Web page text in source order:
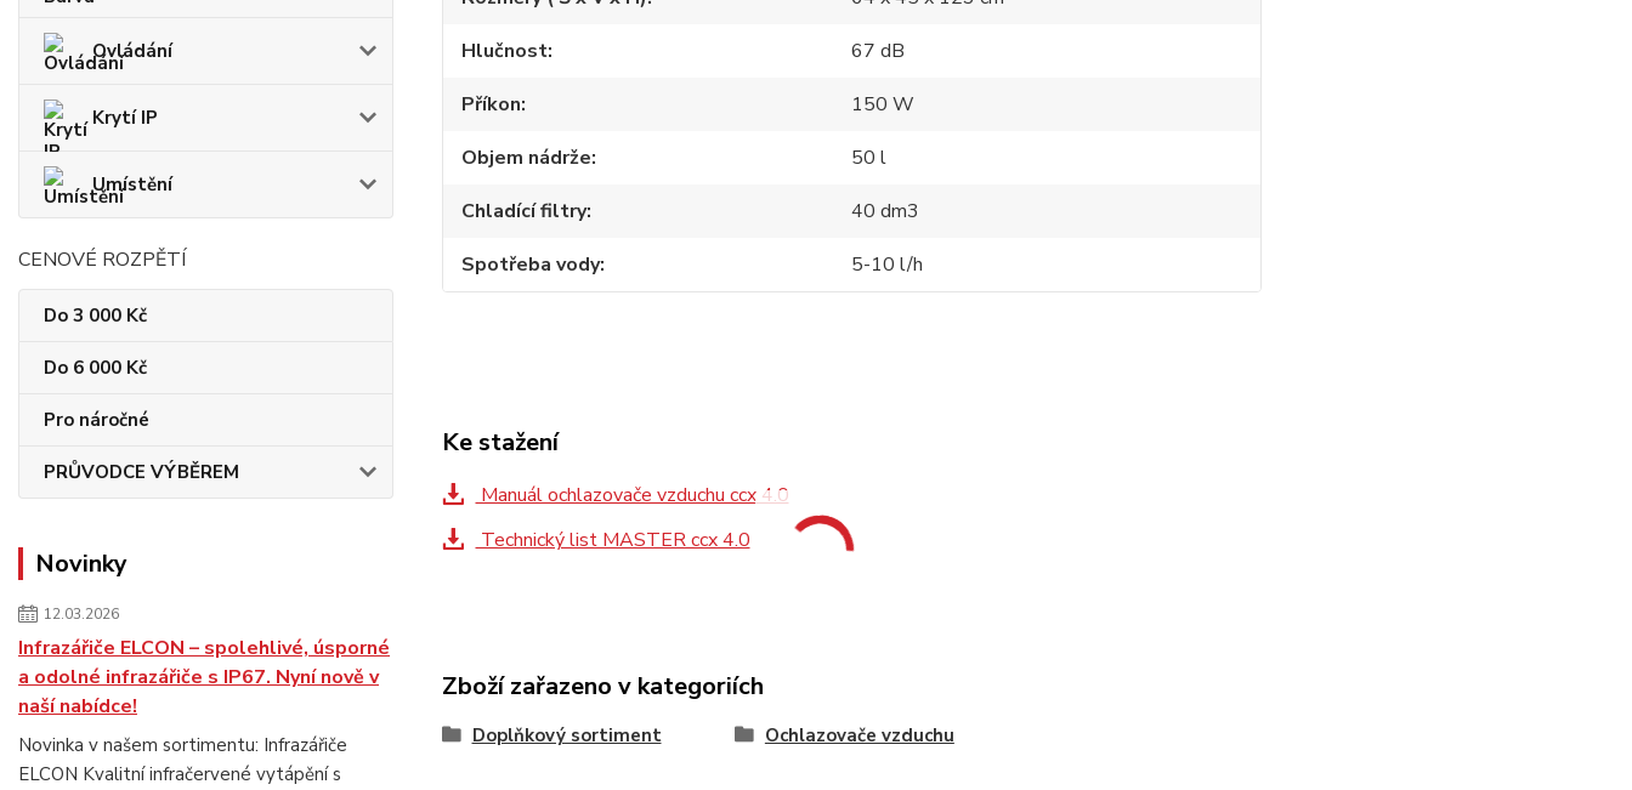
Ovládání
Krytí IP
Umístění
CENOVÉ ROZPĚTÍ
Do 3 000 Kč
Do 6 000 Kč
Pro náročné
PRŮVODCE VÝBĚREM
Novinky
12.03.2026
Infrazářiče ELCON – spolehlivé, úsporné
a odolné infrazářiče s IP67. Nyní nově v
naší nabídce!
Novinka v našem sortimentu: Infrazářiče
ELCON Kvalitní infračervené vytápění s
Hlučnost
67 dB
Příkon
150 W
Objem nádrže
50 l
Chladící filtry
40 dm3
Spotřeba vody
5-10 l/h
Ke stažení
Manuál ochlazovače vzduchu ccx 4.0
Technický list MASTER ccx 4.0
Zboží zařazeno v kategoriích
Doplňkový sortiment Ochlazovače vzduchu